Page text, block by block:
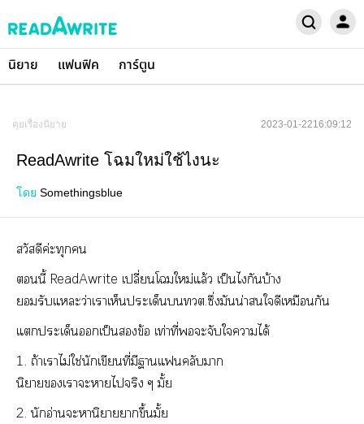
นิยาย แฟนฟิค การ์ตูน
คุยเรื่องนิยาย 2023-01-2216:09:12
ReadAwrite โฉมใหม่ใช้ไงนะ
โดย Somethingsblue
สวัสดีค่ะทุก
นี้ ReadAwrite เปลี่ยนโใหม่แล้ว เป็นไกันบ้าง
รับแะว่าเาเห็นประเด็นทวต.ซึ่งมันน่าใดีเหมือนกัน
แประเด็นเป็นข้อ เท่าที่ะจับใาได้
1. ถ้าเาไม่ใช่นักเขียนที่มีาแคลับา
นิยายเาะาไจริง ๆ มั้ย
2. นักอ่านะหานิาาขึ้นมั้ย